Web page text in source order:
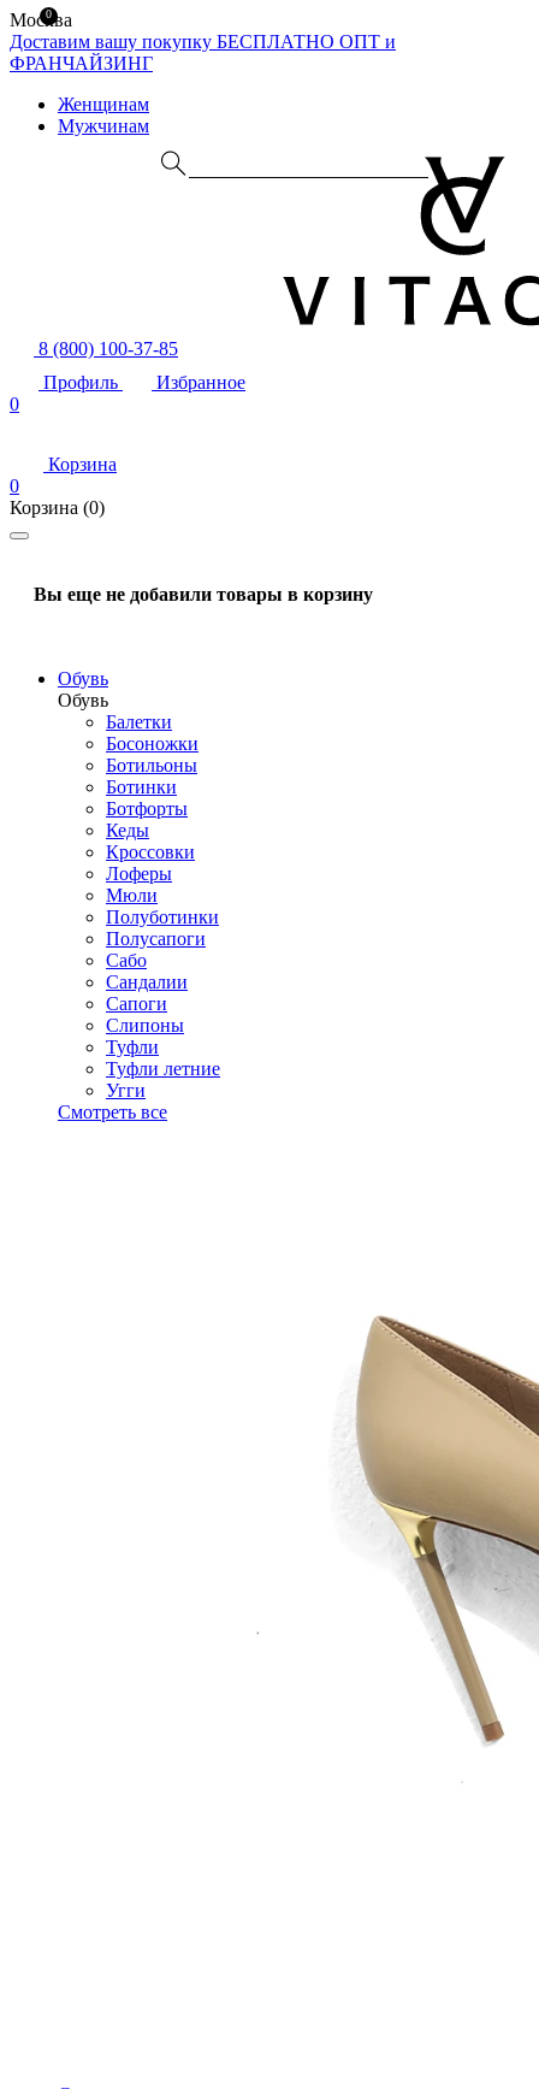
Москва
Доставим вашу покупку БЕСПЛАТНО ОПТ и
ФРАНЧАЙЗИНГ
Женщинам
Мужчинам
8 (800) 100-37-85
Профиль
Избранное
0
Корзина
0
Корзина (0)
Вы еще не добавили товары в корзину
Обувь
Обувь
Балетки
Босоножки
Ботильоны
Ботинки
Ботфорты
Кеды
Кроссовки
Лоферы
Мюли
Полуботинки
Полусапоги
Сабо
Сандалии
Сапоги
Слипоны
Туфли
Туфли летние
Угги
Смотреть все
0